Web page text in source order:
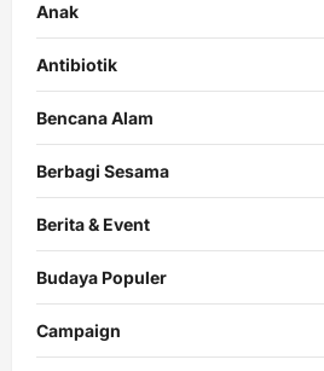
Anak
Antibiotik
Bencana Alam
Berbagi Sesama
Berita & Event
Budaya Populer
Campaign